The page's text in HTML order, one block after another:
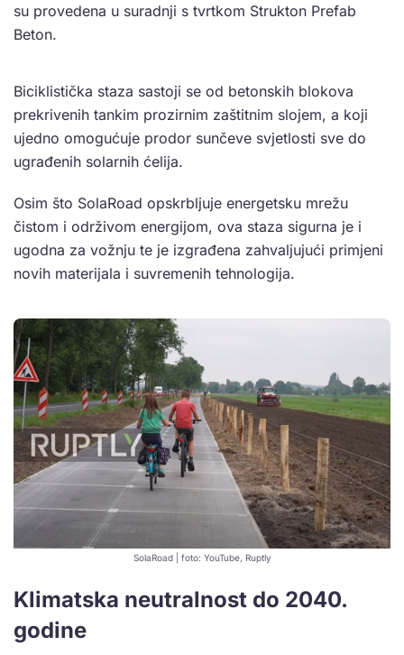
su provedena u suradnji s tvrtkom Strukton Prefab
Beton.
Biciklistička staza sastoji se od betonskih blokova
prekrivenih tankim prozirnim zaštitnim slojem, a koji
ujedno omogućuje prodor sunčeve svjetlosti sve do
ugrađenih solarnih ćelija.
Osim što SolaRoad opskrbljuje energetsku mrežu
čistom i održivom energijom, ova staza sigurna je i
ugodna za vožnju te je izgrađena zahvaljujući primjeni
novih materijala i suvremenih tehnologija.
SolaRoad | foto: YouTube, Ruptly
Klimatska neutralnost do 2040.
godine